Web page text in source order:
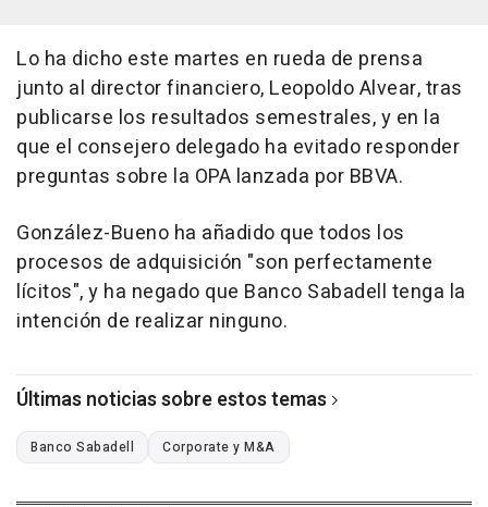
Lo ha dicho este martes en rueda de prensa
junto al director financiero, Leopoldo Alvear, tras
publicarse los resultados semestrales, y en la
que el consejero delegado ha evitado responder
preguntas sobre la OPA lanzada por BBVA.
González-Bueno ha añadido que todos los
procesos de adquisición "son perfectamente
lícitos", y ha negado que Banco Sabadell tenga la
intención de realizar ninguno.
Últimas noticias sobre estos temas
Banco Sabadell Corporate y M&A